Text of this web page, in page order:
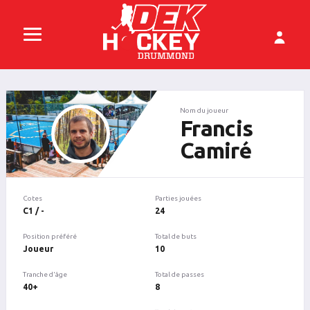
Nom du joueur
Francis
Camiré
Cotes
C1 / -
Position préféré
Joueur
Tranche d'âge
40+
Parties jouées
24
Total de buts
10
Total de passes
8